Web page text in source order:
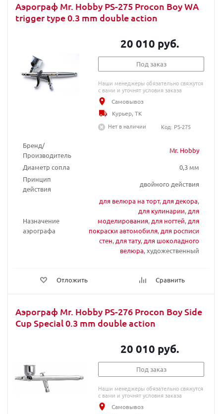
Аэрограф Mr. Hobby PS-275 Procon Boy WA
trigger type 0.3 mm double action
Бренд/
Производитель
Mr. Hobby
Диаметр сопла
0,3 мм
Принцип
действия
двойного действия
Назначение
аэрографа
для велюра на торт, для декора,
для кулинарии, для
моделирования, для ногтей, для
покраски автомобиля, для росписи
стен, для тату, для шоколадного
велюра, художественный
Отложить Сравнить
20 010 руб.
Под заказ
Наши менеджеры обязательно свяжутся
с вами и уточнят условия заказа
Самовывоз
Курьер, ТК
Нет в наличии
Код: PS-275
Аэрограф Mr. Hobby PS-276 Procon Boy Side
Cup Special 0.3 mm double action
20 010 руб.
Под заказ
Наши менеджеры обязательно свяжутся
с вами и уточнят условия заказа
Самовывоз